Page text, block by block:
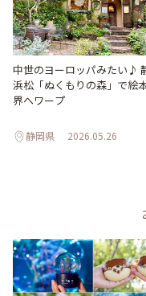
中世のヨーロッパみたい♪
浜松「ぬくもりの森」で絵
界へワープ
静岡県 2026.05.26